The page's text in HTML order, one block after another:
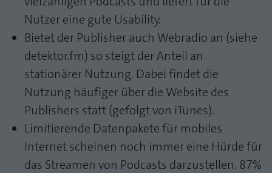
Nutzer eine gute Usability.
Bietet der Publisher auch Webradio an (siehe
detektor.fm) so steigt der Anteil an
stationärer Nutzung. Dabei findet die
Nutzung häufiger über die Website des
Publishers statt (gefolgt von iTunes).
Limitierende Datenpakete für mobiles
Internet scheinen noch immer eine Hürde für
das Streamen von Podcasts darzustellen. 87%